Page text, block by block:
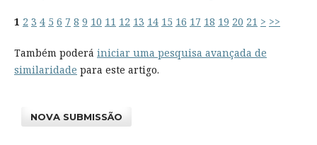
1 2 3 4 5 6 7 8 9 10 11 12 13 14 15 16 17 18 19 20 21 > >>
Também poderá iniciar uma pesquisa avançada de
similaridade para este artigo.
NOVA SUBMISSÃO